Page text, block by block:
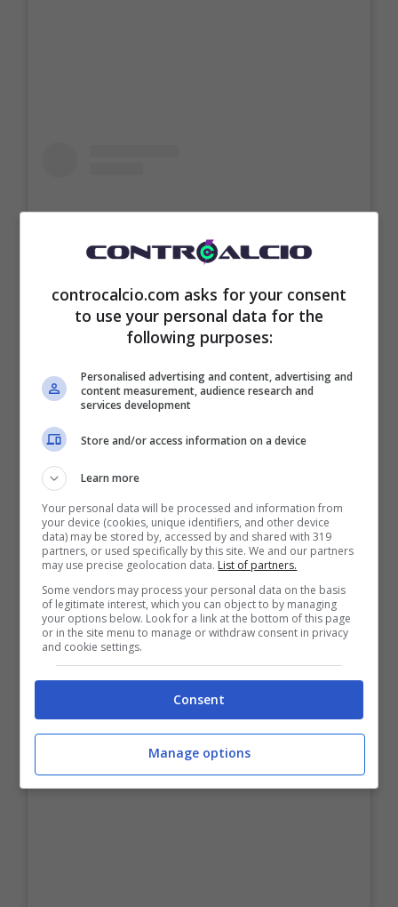
controcalcio.com asks for your consent
to use your personal data for the
following purposes:
Personalised advertising and content, advertising and
content measurement, audience research and
services development
Store and/or access information on a device
Learn more
Your personal data will be processed and information from
your device (cookies, unique identifiers, and other device
data) may be stored by, accessed by and shared with 319
partners, or used specifically by this site. We and our partners
may use precise geolocation data. List of partners.
Some vendors may process your personal data on the basis
of legitimate interest, which you can object to by managing
your options below. Look for a link at the bottom of this page
or in the site menu to manage or withdraw consent in privacy
and cookie settings.
Consent
Manage options